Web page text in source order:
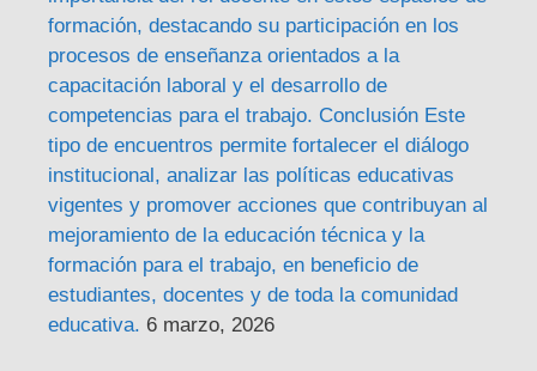
formación, destacando su participación en los
procesos de enseñanza orientados a la
capacitación laboral y el desarrollo de
competencias para el trabajo. Conclusión Este
tipo de encuentros permite fortalecer el diálogo
institucional, analizar las políticas educativas
vigentes y promover acciones que contribuyan al
mejoramiento de la educación técnica y la
formación para el trabajo, en beneficio de
estudiantes, docentes y de toda la comunidad
educativa. 6 marzo, 2026